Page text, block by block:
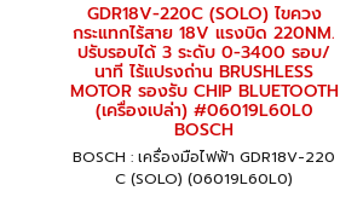
GDR18V-220C (SOLO) ไขควง
กระแทกไร้สาย 18V แรงบิด 220NM.
ปรับรอบได้ 3 ระดับ 0-3400 รอบ/
นาที ไร้แปรงถ่าน BRUSHLESS
MOTOR รองรับ CHIP BLUETOOTH
(เครื่องเปล่า) #06019L60L0
BOSCH
BOSCH : เครื่องมือไฟฟ้า GDR18V-220
C (SOLO) (06019L60L0)